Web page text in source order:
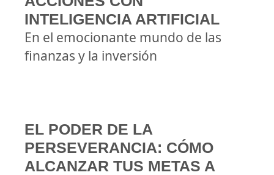
INTELIGENCIA ARTIFICIAL
En el emocionante mundo de las
finanzas y la inversión
EL PODER DE LA
PERSEVERANCIA: CÓMO
ALCANZAR TUS METAS A